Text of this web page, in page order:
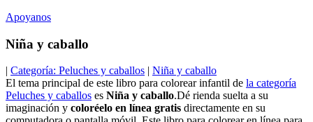
Apoyanos
Niña y caballo
| Categoría: Peluches y caballos | Niña y caballo
El tema principal de este libro para colorear infantil de la categoría
Peluches y caballos es Niña y caballo.Dé rienda suelta a su
imaginación y coloréelo en línea gratis directamente en su